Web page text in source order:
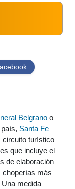
Belgrano o
Santa Fe
circuito turístico
que incluye el
de elaboración
choperías más
medida